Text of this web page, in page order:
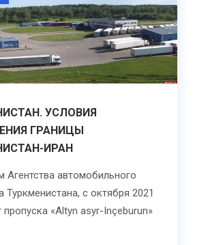
УСЛОВИЯ
ГРАНИЦЫ
ИРАН
автомобильного
Туркменистана, с октября 2021
пропуска «Altyn asyr-Inçeburun»